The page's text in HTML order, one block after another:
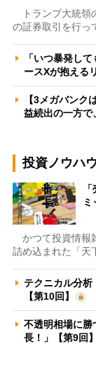
トランプ大統領
の証券取引を行っ
「いつ暴発し
ースXが抱える
【3メガバンク
益続出の一方
投資ノウハ
ミ
かつて投資情報
詰め込まれた「天
テクニカル分
【第10回】
不透明相場に
長！」【第9回】